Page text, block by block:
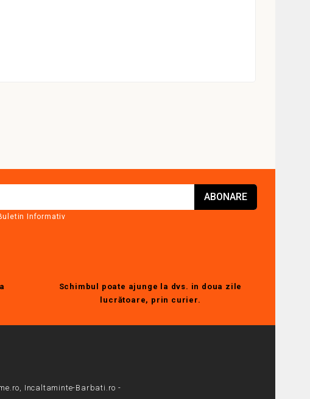
Informativ
Schimbul poate ajunge la dvs. in doua zile
lucrătoare, prin curier.
Incaltaminte-Barbati.ro -